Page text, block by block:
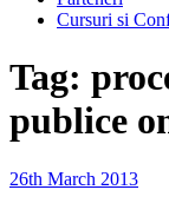
Cursuri si
Tag:
publice
Posted
26th March 2013